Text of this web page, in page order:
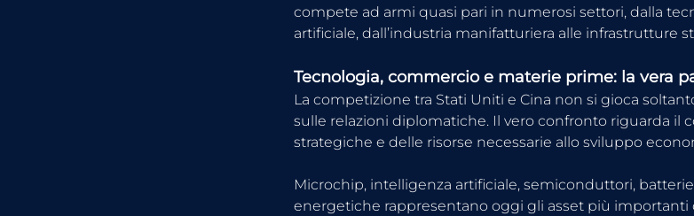
compete ad armi quasi pari in numerosi settori, dalla
artificiale, dall’industria manifatturiera alle infrastrutture
Tecnologia, commercio e materie prime: la vera
La competizione tra Stati Uniti e Cina non si gioca
sulle relazioni diplomatiche. Il vero confronto riguarda il
strategiche e delle risorse necessarie allo sviluppo
Microchip, intelligenza artificiale, semiconduttori,
energetiche rappresentano oggi gli asset più importanti